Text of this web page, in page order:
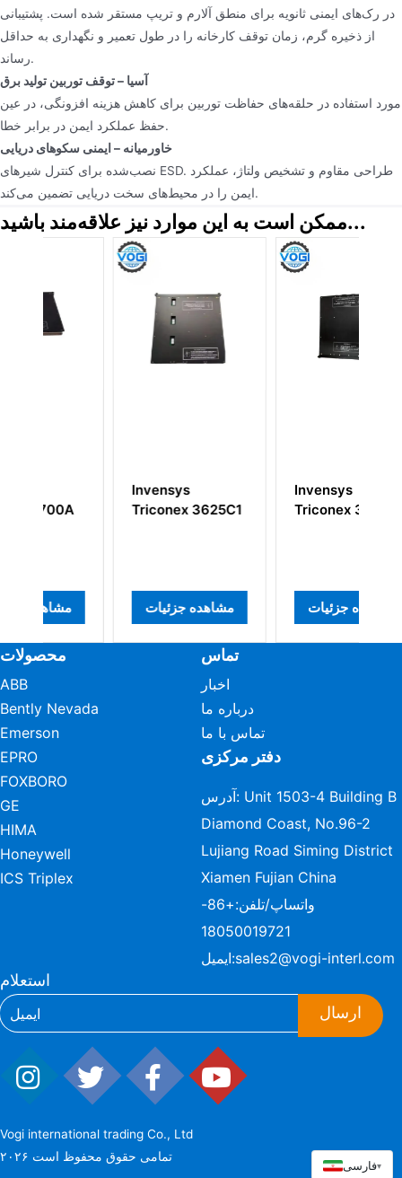
در رک‌های ایمنی ثانویه برای منطق آلارم و تریپ مستقر شده است. پشتیبانی
از ذخیره گرم، زمان توقف کارخانه را در طول تعمیر و نگهداری به حداقل
رساند.
آسیا – توقف توربین تولید برق
مورد استفاده در حلقه‌های حفاظت توربین برای کاهش هزینه افزونگی، در عین
حفظ عملکرد ایمن در برابر خطا.
خاورمیانه – ایمنی سکوهای دریایی
نصب‌شده برای کنترل شیرهای ESD. طراحی مقاوم و تشخیص ولتاژ، عملکرد
ایمن را در محیط‌های سخت دریایی تضمین می‌کند.
ممکن است به این موارد نیز علاقه‌مند باشید...
Triconex 3625C1
مشاهده جزئیات
Triconex 3511
مشاهده جزئیات
محصولات
ABB
Bently Nevada
Emerson
EPRO
FOXBORO
GE
HIMA
Honeywell
ICS Triplex
تماس
اخبار
درباره ما
تماس با ما
دفتر مرکزی
آدرس: Unit 1503-4 Building B
Diamond Coast, No.96-2
Lujiang Road Siming District
Xiamen Fujian China
واتساپ/تلفن:
+86-
18050019721
ایمیل:sales2@vogi-interl.com
استعلام
ارسال
Vogi international trading Co., Ltd
۲۰۲۶ تمامی حقوق محفوظ است
فارسی▾